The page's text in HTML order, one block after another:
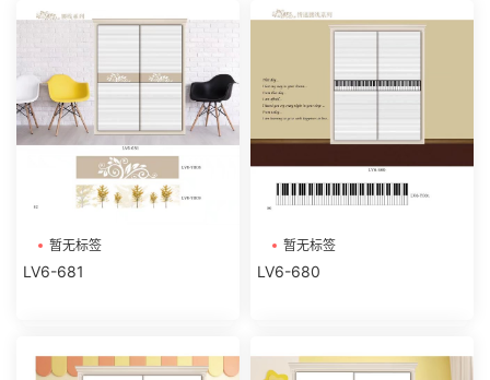
暂无标签
LV6-681
暂无标签
LV6-680